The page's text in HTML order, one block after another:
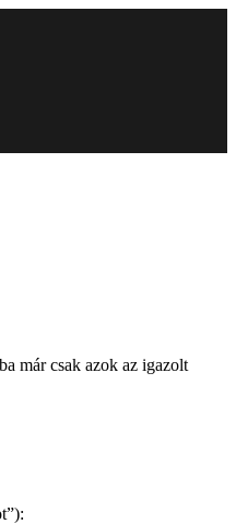
már csak azok az igazolt